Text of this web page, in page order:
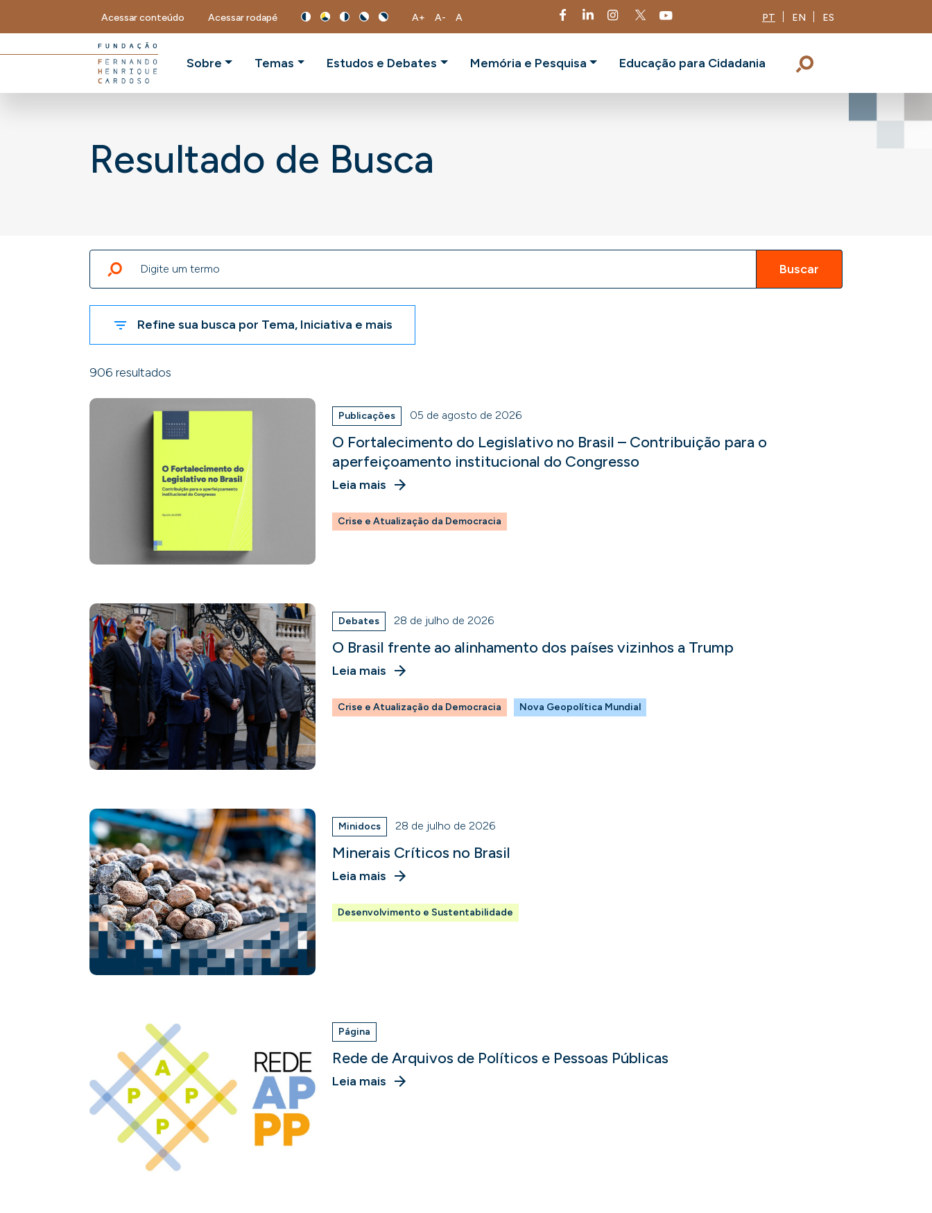
Acessar conteúdo Acessar rodapé A+ A- A PT EN ES
Sobre Temas Estudos e Debates Memória e Pesquisa Educação para Cidadania
Resultado de Busca
Buscar
Refine sua busca por Tema, Iniciativa e mais
906 resultados
Publicações 05 de agosto de 2026
O Fortalecimento do Legislativo no Brasil – Contribuição para o
aperfeiçoamento institucional do Congresso
Leia mais
Crise e Atualização da Democracia
Debates 28 de julho de 2026
O Brasil frente ao alinhamento dos países vizinhos a Trump
Leia mais
Crise e Atualização da Democracia Nova Geopolítica Mundial
Minidocs 28 de julho de 2026
Minerais Críticos no Brasil
Leia mais
Desenvolvimento e Sustentabilidade
Página
Rede de Arquivos de Políticos e Pessoas Públicas
Leia mais